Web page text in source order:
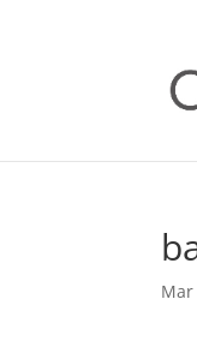
Mar